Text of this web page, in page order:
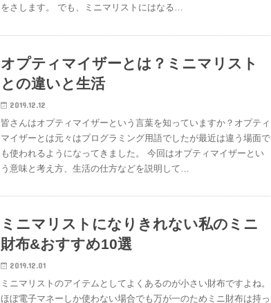
をさします。 でも、ミニマリストにはなる…
オプティマイザーとは？ミニマリスト
との違いと生活
2019.12.12
皆さんはオプティマイザーという言葉を知っていますか？オプティ
マイザーとは元々はプログラミング用語でしたが最近は違う場面で
も使われるようになってきました。 今回はオプティマイザーとい
う意味と考え方、生活の仕方などを説明して…
ミニマリストになりきれない私のミニ
財布&おすすめ10選
2019.12.01
ミニマリストのアイテムとしてよくあるのが小さい財布ですよね。
ほぼ電子マネーしか使わない場合でも万が一のためミニ財布は持っ